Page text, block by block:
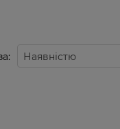
Наявністю